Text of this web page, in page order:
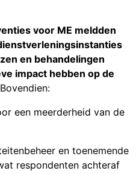
voor ME meldden
en behandelingen
impact hebben op de
Bovendien:
een meerderheid van de
en toenemende
respondenten achteraf